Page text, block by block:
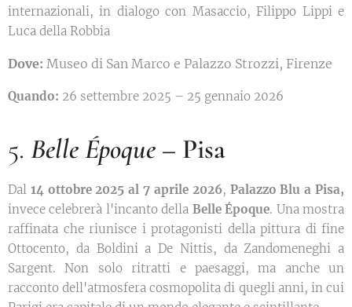
internazionali, in dialogo con Masaccio, Filippo Lippi e
Luca della Robbia
Dove: Museo di San Marco e Palazzo Strozzi, Firenze
Quando: 26 settembre 2025 – 25 gennaio 2026
5. Belle Époque – Pisa
Dal 14 ottobre 2025 al 7 aprile 2026, Palazzo Blu a Pisa,
invece celebrerà l'incanto della Belle Époque. Una mostra
raffinata che riunisce i protagonisti della pittura di fine
Ottocento, da Boldini a De Nittis, da Zandomeneghi a
Sargent. Non solo ritratti e paesaggi, ma anche un
racconto dell'atmosfera cosmopolita di quegli anni, in cui